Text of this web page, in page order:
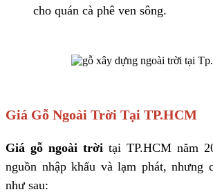
cho quán cà phê ven sông.
Giá Gỗ Ngoài Trời Tại TP.HCM
Giá gỗ ngoài trời tại TP.HCM năm
nguồn nhập khẩu và lạm phát, nhưng
như sau: